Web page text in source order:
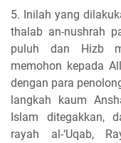
5. Inilah yang
thalab an-nushrah
puluh dan Hizb
memohon kepada
dengan para
langkah kaum
Islam ditegakkan,
rayah al-‘Uqab,